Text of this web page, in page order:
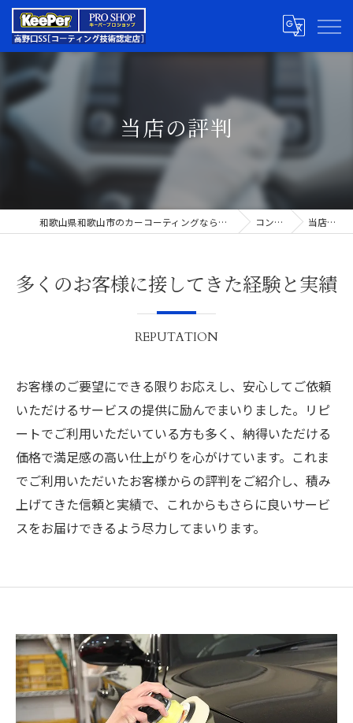
当店の評判
和歌山県和歌山市のカーコーティングならキーパープロショップ高野口SS コンセプト 当店の評判
多くのお客様に接してきた経験と実績
REPUTATION
お客様のご要望にできる限りお応えし、安心してご依頼
いただけるサービスの提供に励んでまいりました。リピ
ートでご利用いただいている方も多く、納得いただける
価格で満足感の高い仕上がりを心がけています。これま
でご利用いただいたお客様からの評判をご紹介し、積み
上げてきた信頼と実績で、これからもさらに良いサービ
スをお届けできるよう尽力してまいります。